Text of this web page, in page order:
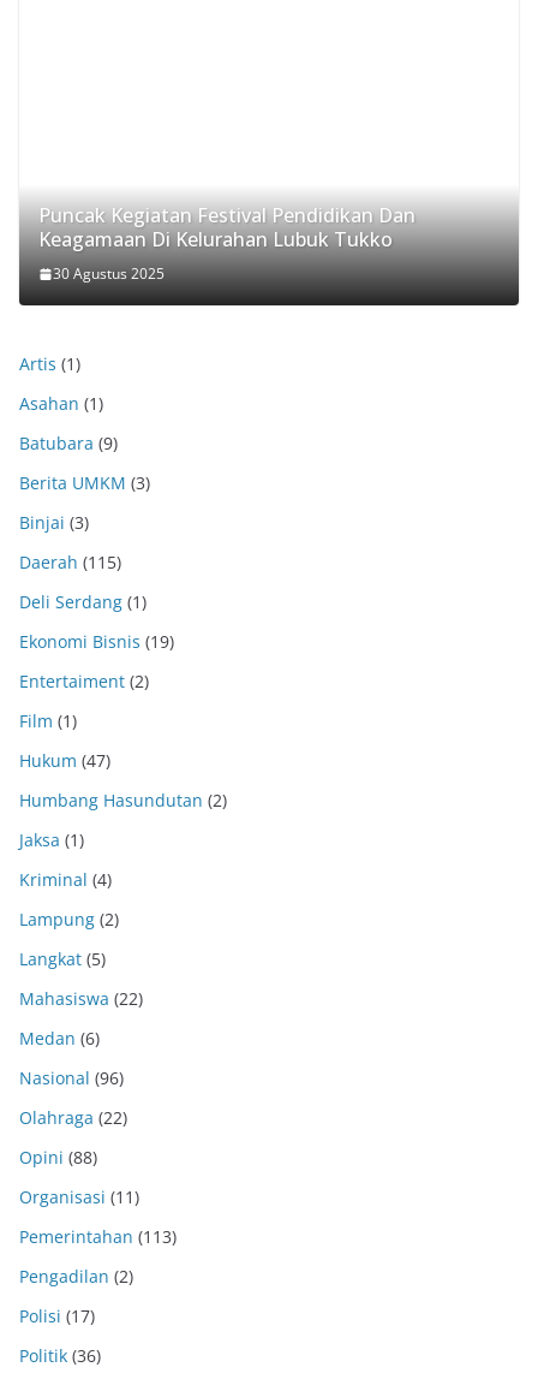
Puncak Kegiatan Festival Pendidikan Dan
Keagamaan Di Kelurahan Lubuk Tukko
30 Agustus 2025
Artis (1)
Asahan (1)
Batubara (9)
Berita UMKM (3)
Binjai (3)
Daerah (115)
Deli Serdang (1)
Ekonomi Bisnis (19)
Entertaiment (2)
Film (1)
Hukum (47)
Humbang Hasundutan (2)
Jaksa (1)
Kriminal (4)
Lampung (2)
Langkat (5)
Mahasiswa (22)
Medan (6)
Nasional (96)
Olahraga (22)
Opini (88)
Organisasi (11)
Pemerintahan (113)
Pengadilan (2)
Polisi (17)
Politik (36)